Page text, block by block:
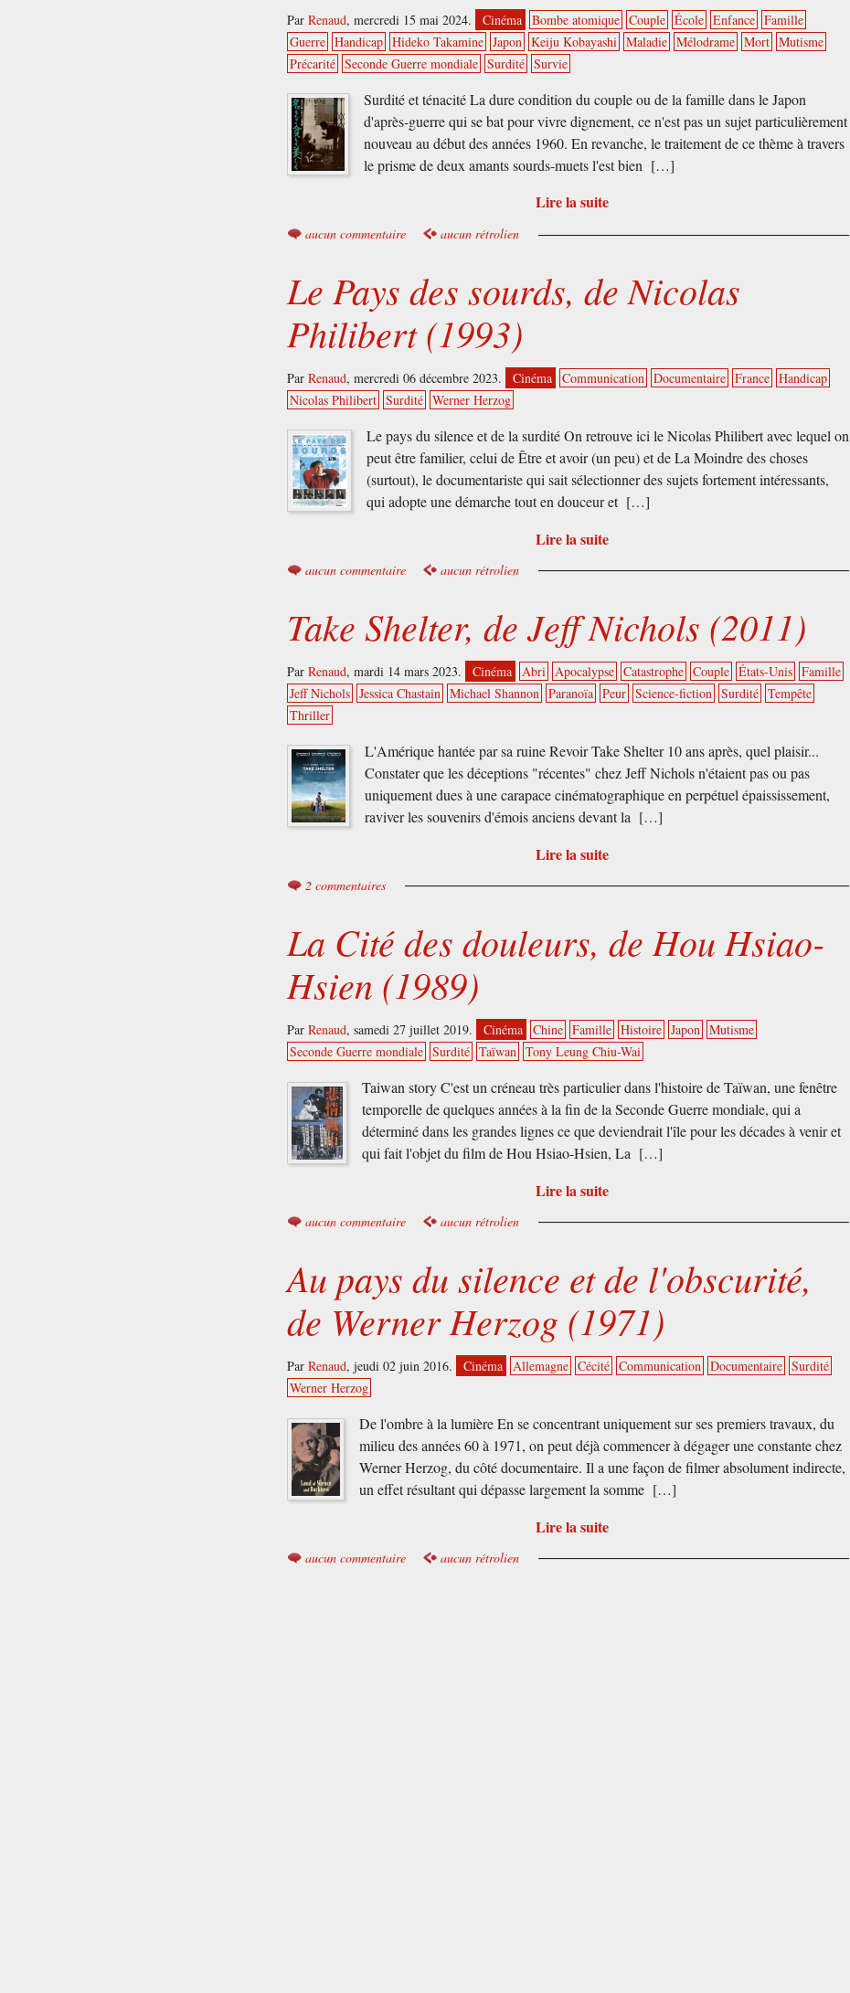
ParRenaud,mercredi 15 mai 2024. Cinéma Bombe atomique Couple École Enfance Famille
Guerre Handicap Hideko Takamine Japon Keiju Kobayashi Maladie Mélodrame Mort Mutisme
Précarité Seconde Guerre mondiale Surdité Survie
Surdité et ténacité La dure condition du couple ou de la famille dans le Japon
d'après-guerre qui se bat pour vivre dignement, ce n'est pas un sujet particulièrement
nouveau au début des années 1960. En revanche, le traitement de ce thème à travers
le prisme de deux amants sourds-muets l'est bien […]
Lire la suite
aucun commentaire aucun rétrolien
Le Pays des sourds, de Nicolas
Philibert (1993)
ParRenaud,mercredi 06 décembre 2023. Cinéma Communication Documentaire France Handicap
Nicolas Philibert Surdité Werner Herzog
Le pays du silence et de la surdité On retrouve ici le Nicolas Philibert avec lequel on
peut être familier, celui de Être et avoir (un peu) et de La Moindre des choses
(surtout), le documentariste qui sait sélectionner des sujets fortement intéressants,
qui adopte une démarche tout en douceur et […]
Lire la suite
aucun commentaire aucun rétrolien
Take Shelter, de Jeff Nichols (2011)
ParRenaud,mardi 14 mars 2023. Cinéma Abri Apocalypse Catastrophe Couple États-Unis Famille
Jeff Nichols Jessica Chastain Michael Shannon Paranoïa Peur Science-fiction Surdité Tempête
Thriller
L'Amérique hantée par sa ruine Revoir Take Shelter 10 ans après, quel plaisir...
Constater que les déceptions "récentes" chez Jeff Nichols n'étaient pas ou pas
uniquement dues à une carapace cinématographique en perpétuel épaississement,
raviver les souvenirs d'émois anciens devant la […]
Lire la suite
2 commentaires
La Cité des douleurs, de Hou Hsiao-
Hsien (1989)
ParRenaud,samedi 27 juillet 2019. Cinéma Chine Famille Histoire Japon Mutisme
Seconde Guerre mondiale Surdité Taïwan Tony Leung Chiu-Wai
Taiwan story C'est un créneau très particulier dans l'histoire de Taïwan, une fenêtre
temporelle de quelques années à la fin de la Seconde Guerre mondiale, qui a
déterminé dans les grandes lignes ce que deviendrait l'île pour les décades à venir et
qui fait l'objet du film de Hou Hsiao-Hsien, La […]
Lire la suite
aucun commentaire aucun rétrolien
Au pays du silence et de l'obscurité,
de Werner Herzog (1971)
ParRenaud,jeudi 02 juin 2016. Cinéma Allemagne Cécité Communication Documentaire Surdité
Werner Herzog
De l'ombre à la lumière En se concentrant uniquement sur ses premiers travaux, du
milieu des années 60 à 1971, on peut déjà commencer à dégager une constante chez
Werner Herzog, du côté documentaire. Il a une façon de filmer absolument indirecte,
un effet résultant qui dépasse largement la somme […]
Lire la suite
aucun commentaire aucun rétrolien